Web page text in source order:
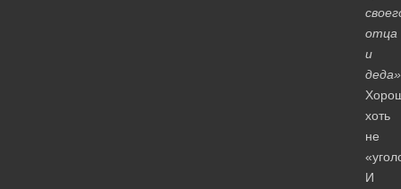
отца
и
деда»
хоть
не
И